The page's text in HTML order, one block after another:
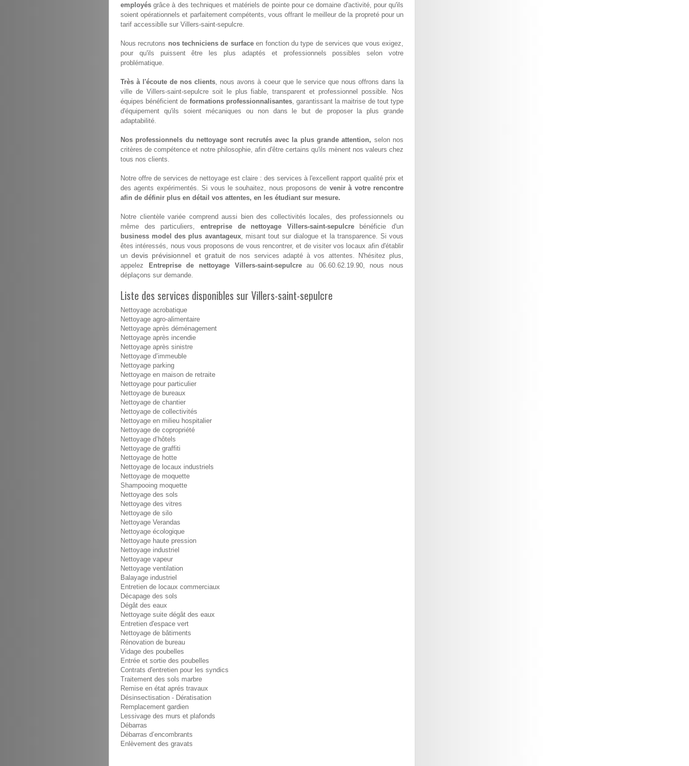
employés grâce à des techniques et matériels de pointe pour ce domaine d'activité, pour qu'ils
soient opérationnels et parfaitement compétents, vous offrant le meilleur de la propreté pour un
tarif accessiblle sur Villers-saint-sepulcre.
Nous recrutons nos techniciens de surfaceen fonction du type de services que vous exigez,
pour qu'ils puissent être les plus adaptés et professionnels possibles selon votre
problématique.
Très à l'écoute de nos clients, nous avons à coeur que le service que nous offrons dans la
ville de Villers-saint-sepulcre soit le plus fiable, transparent et professionnel possible. Nos
équipes bénéficient de formations professionnalisantes, garantissant la maitrise de tout type
d'équipement qu'ils soient mécaniques ou non dans le but de proposer la plus grande
adaptabilité.
Nos professionnels du nettoyage sont recrutés avec la plus grande attention, selon nos
critères de compétence et notre philosophie, afin d'être certains qu'ils mènent nos valeurs chez
tous nos clients.
Notre offre de services de nettoyage est claire : des services à l'excellent rapport qualité prix et
des agents expérimentés. Si vous le souhaitez, nous proposons de venir à votre rencontre
afin de définir plus en détail vos attentes, en les étudiant sur mesure.
Notre clientèle variée comprend aussi bien des collectivités locales, des professionnels ou
même des particuliers, entreprise de nettoyage Villers-saint-sepulcrebénéficie d'un
business model des plus avantageux, misant tout sur dialogue et la transparence. Si vous
êtes intéressés, nous vous proposons de vous rencontrer, et de visiter vos locaux afin d'établir
undevis prévisionnel et gratuitde nos services adapté à vos attentes. N'hésitez plus,
appelez
Entreprise de nettoyage Villers-saint-sepulcreau 06.60.62.19.90, nous nous
déplaçons sur demande.
Liste des services disponibles sur Villers-saint-sepulcre
Nettoyage acrobatique
Nettoyage agro-alimentaire
Nettoyage après déménagement
Nettoyage après incendie
Nettoyage après sinistre
Nettoyage d’immeuble
Nettoyage parking
Nettoyage en maison de retraite
Nettoyage pour particulier
Nettoyage de bureaux
Nettoyage de chantier
Nettoyage de collectivités
Nettoyage en milieu hospitalier
Nettoyage de copropriété
Nettoyage d’hôtels
Nettoyage de graffiti
Nettoyage de hotte
Nettoyage de locaux industriels
Nettoyage de moquette
Shampooing moquette
Nettoyage des sols
Nettoyage des vitres
Nettoyage de silo
Nettoyage Verandas
Nettoyage écologique
Nettoyage haute pression
Nettoyage industriel
Nettoyage vapeur
Nettoyage ventilation
Balayage industriel
Entretien de locaux commerciaux
Décapage des sols
Dégât des eaux
Nettoyage suite dégât des eaux
Entretien d'espace vert
Nettoyage de bâtiments
Rénovation de bureau
Vidage des poubelles
Entrée et sortie des poubelles
Contrats d'entretien pour les syndics
Traitement des sols marbre
Remise en état aprés travaux
Désinsectisation - Dératisation
Remplacement gardien
Lessivage des murs et plafonds
Débarras
Débarras d’encombrants
Enlèvement des gravats